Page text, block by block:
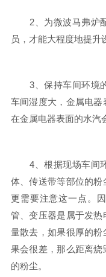
2、为微波马弗炉配
员，才能大程度地提升
3、保持车间环境的
车间湿度大，金属电
在金属电器表面的水汽
4、根据现场车间环
体、传送带等部位的粉
更需要注意这一点。
管、变压器是属于发
量散去，如果很厚的
果会很差，那么距离
的粉尘。